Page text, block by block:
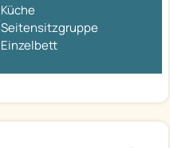
Küche
Seitensitzgruppe
Einzelbett